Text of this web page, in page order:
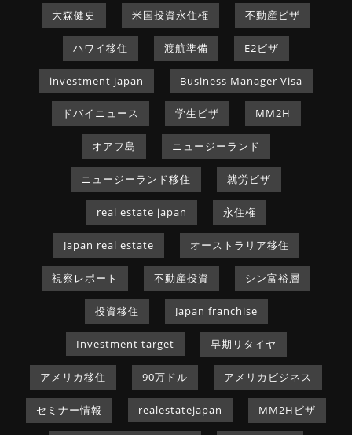
大森健史 米国投資永住権 不動産ビザ
ハワイ移住 渡航準備 E2ビザ
investment japan Business Manager Visa
ドバイニュース 学生ビザ MM2H
オアフ島 ニュージーランド
ニュージーランド移住 就労ビザ
real estate japan 永住権
Japan real estate オーストラリア移住
視察レポート 不動産投資 シン富裕層
投資移住 Japan franchise
Investment target 早期リタイヤ
アメリカ移住 90万ドル アメリカビジネス
セミナー情報 realestatejapan MM2Hビザ